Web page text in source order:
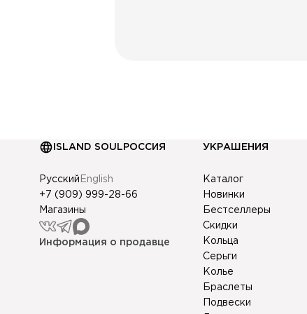
ISLAND SOUL РОССИЯ
Русский English
+7 (909) 999-28-66
Магазины
Информация о продавце
УКРАШЕНИЯ
Каталог
Новинки
Бестселлеры
Скидки
Кольца
Серьги
Колье
Браслеты
Подвески